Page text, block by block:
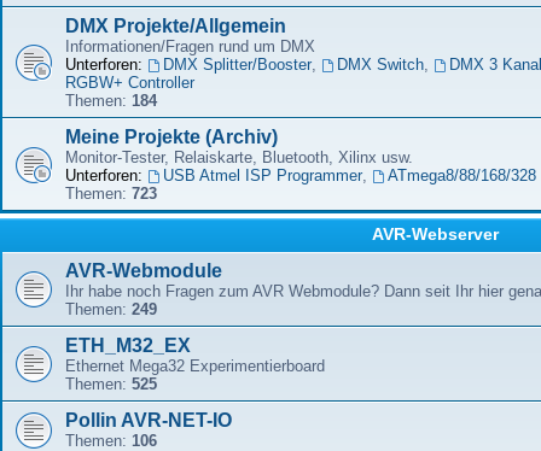
DMX Projekte/Allgemein
Informationen/Fragen rund um DMX
Unterforen:
DMX Splitter/Booster, DMX Switch,
DMX 3
RGBW+ Controller
Themen: 184
Meine Projekte (Archiv)
Monitor-Tester, Relaiskarte, Bluetooth, Xilinx usw.
Unterforen:
USB Atmel ISP Programmer,
ATmega8/88/168/
Themen: 723
AVR-Webserver
AVR-Webmodule
Ihr habe noch Fragen zum AVR Webmodule? Dann seit Ihr hier
Themen: 249
ETH_M32_EX
Ethernet Mega32 Experimentierboard
Themen: 525
Pollin AVR-NET-IO
Themen: 106